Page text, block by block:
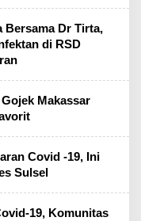
Bersama Dr Tirta,
di RSD
Makassar
Covid -19, Ini
Sulsel
19, Komunitas